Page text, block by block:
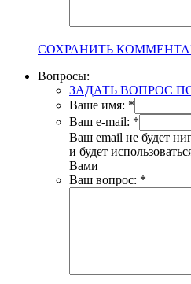
СОХРАНИТЬ
Вопросы:
ЗАДАТЬ ВОПРОС
Ваше имя: *
Ваш e-mail: *
Ваш email не будет
и будет
Вами
Ваш вопрос: *